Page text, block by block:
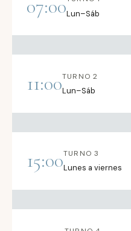
07:00Lun–Sáb
11:00TURNO 2
Lun–Sáb
15:00TURNO 3
Lunes a viernes